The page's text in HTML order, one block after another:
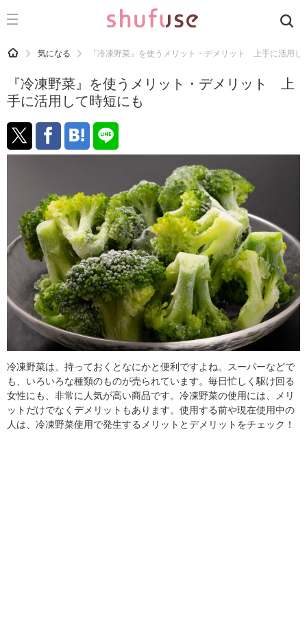
CATEGORY 記事カテゴリ
運気
洗濯
生活の知恵
掃除
マナー
趣味
食材辞典
おすすめ
HOME 気になる 『冷凍野菜』を使うメリット・デメリット 上手に活用し
『冷凍野菜』を使うメリット・デメリット 上
手に活用して時短にも
冷凍野菜は、持っておくとなにかと便利ですよね。スーパーなどで
も、いろいろな種類のものが売られています。毎日忙しく駆け回る
女性にも、非常に人気が高い商品です。冷凍野菜の使用には、メリ
ットだけでなくデメリットもあります。使用する前や現在使用中の
人は、冷凍野菜使用で発生するメリットとデメリットをチェック！